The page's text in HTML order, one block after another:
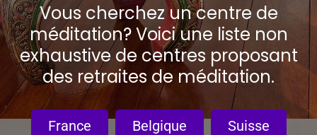
Vous cherchez un centre de
méditation? Voici une liste non
exhaustive de centres proposant
des retraites de méditation.
France Belgique Suisse